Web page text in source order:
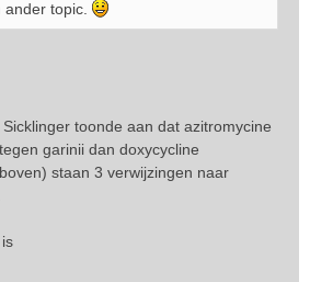
topic.
toonde aan dat azitromycine
garinii dan doxycycline
staan 3 verwijzingen naar